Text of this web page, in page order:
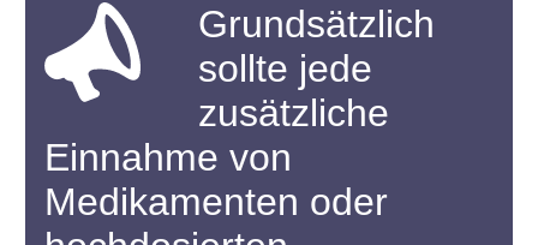
Grundsätzlich
sollte jede
zusätzliche
Einnahme von
Medikamenten oder